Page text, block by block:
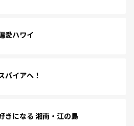
愛ハワイ
パイアへ！
きになる 湘南・江の島